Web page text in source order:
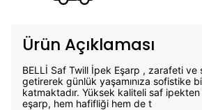
Ürün Açıklaması
BELLİ Saf Twill İpek Eşarp , zarafeti ve
getirerek günlük yaşamınıza sofistike
katmaktadır. Yüksek kaliteli saf
eşarp, hem hafifliği hem de t